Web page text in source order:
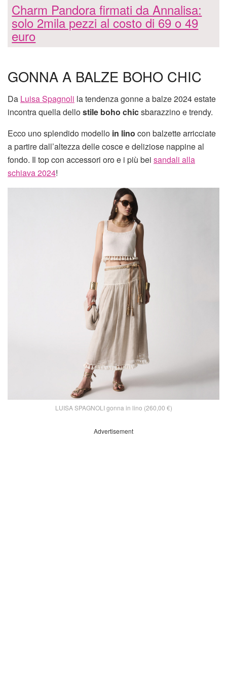
Charm Pandora firmati da Annalisa:
solo 2mila pezzi al costo di 69 o 49
euro
GONNA A BALZE BOHO CHIC
Da Luisa Spagnoli la tendenza gonne a balze 2024 estate
incontra quella dellostile boho chicsbarazzino e trendy.
Ecco uno splendido modello in lino con balzette arricciate
a partire dall’altezza delle cosce e deliziose nappine al
fondo. Il top con accessori oro e i più bei sandali alla
schiava 2024!
LUISA SPAGNOLI gonna in lino (260,00 €)
Advertisement